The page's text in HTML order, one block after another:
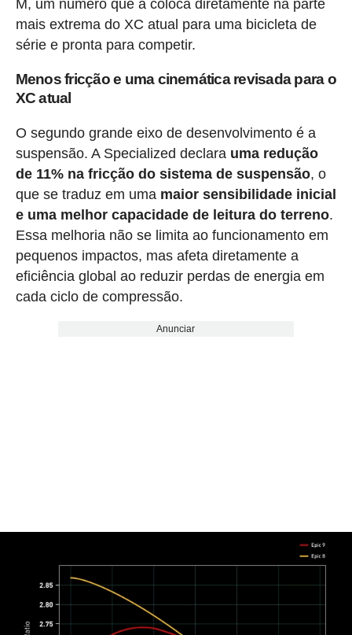
M, um número que a coloca diretamente na parte
mais extrema do XC atual para uma bicicleta de
série e pronta para competir.
Menos fricção e uma cinemática revisada para o
XC atual
O segundo grande eixo de desenvolvimento é a
suspensão. A Specialized declara uma redução
de 11% na fricção do sistema de suspensão, o
que se traduz em uma maior sensibilidade inicial
e uma melhor capacidade de leitura do terreno.
Essa melhoria não se limita ao funcionamento em
pequenos impactos, mas afeta diretamente a
eficiência global ao reduzir perdas de energia em
cada ciclo de compressão.
Anunciar